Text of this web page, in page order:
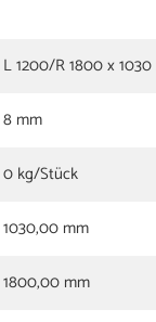
L 1200/R 1800 x
8 mm
0 kg/Stück
1030,00 mm
1800,00 mm